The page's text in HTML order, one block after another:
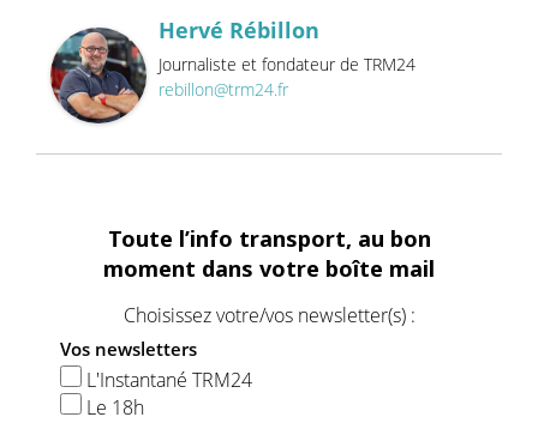
Hervé Rébillon
Journaliste et fondateur de TRM24
rebillon@trm24.fr
Toute l’info transport, au bon
moment dans votre boîte mail
Choisissez votre/vos newsletter(s) :
Vos newsletters
L'Instantané TRM24
Le 18h